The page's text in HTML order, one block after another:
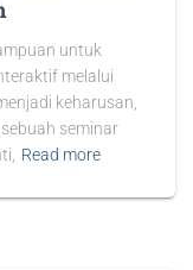
untuk
melalui
keharusan,
seminar
Read more